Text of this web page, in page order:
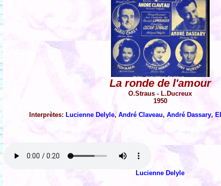
La ronde de l'amour
O.Straus - L.Ducreux
1950
Interprètes: Lucienne Delyle,André Claveau,André Dassary,
Lucienne Delyle